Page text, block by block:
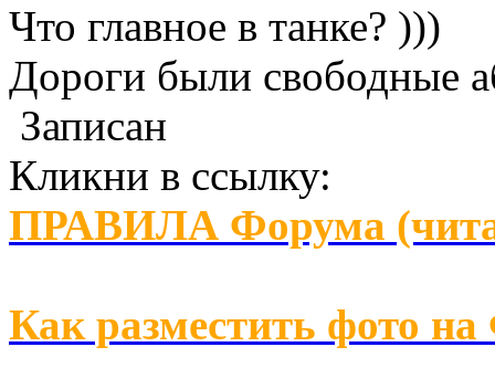
Что главное в танке? )))
Дороги были свободные
Записан
Кликни в ссылку:
ПРАВИЛА Форума
Как разместить фото